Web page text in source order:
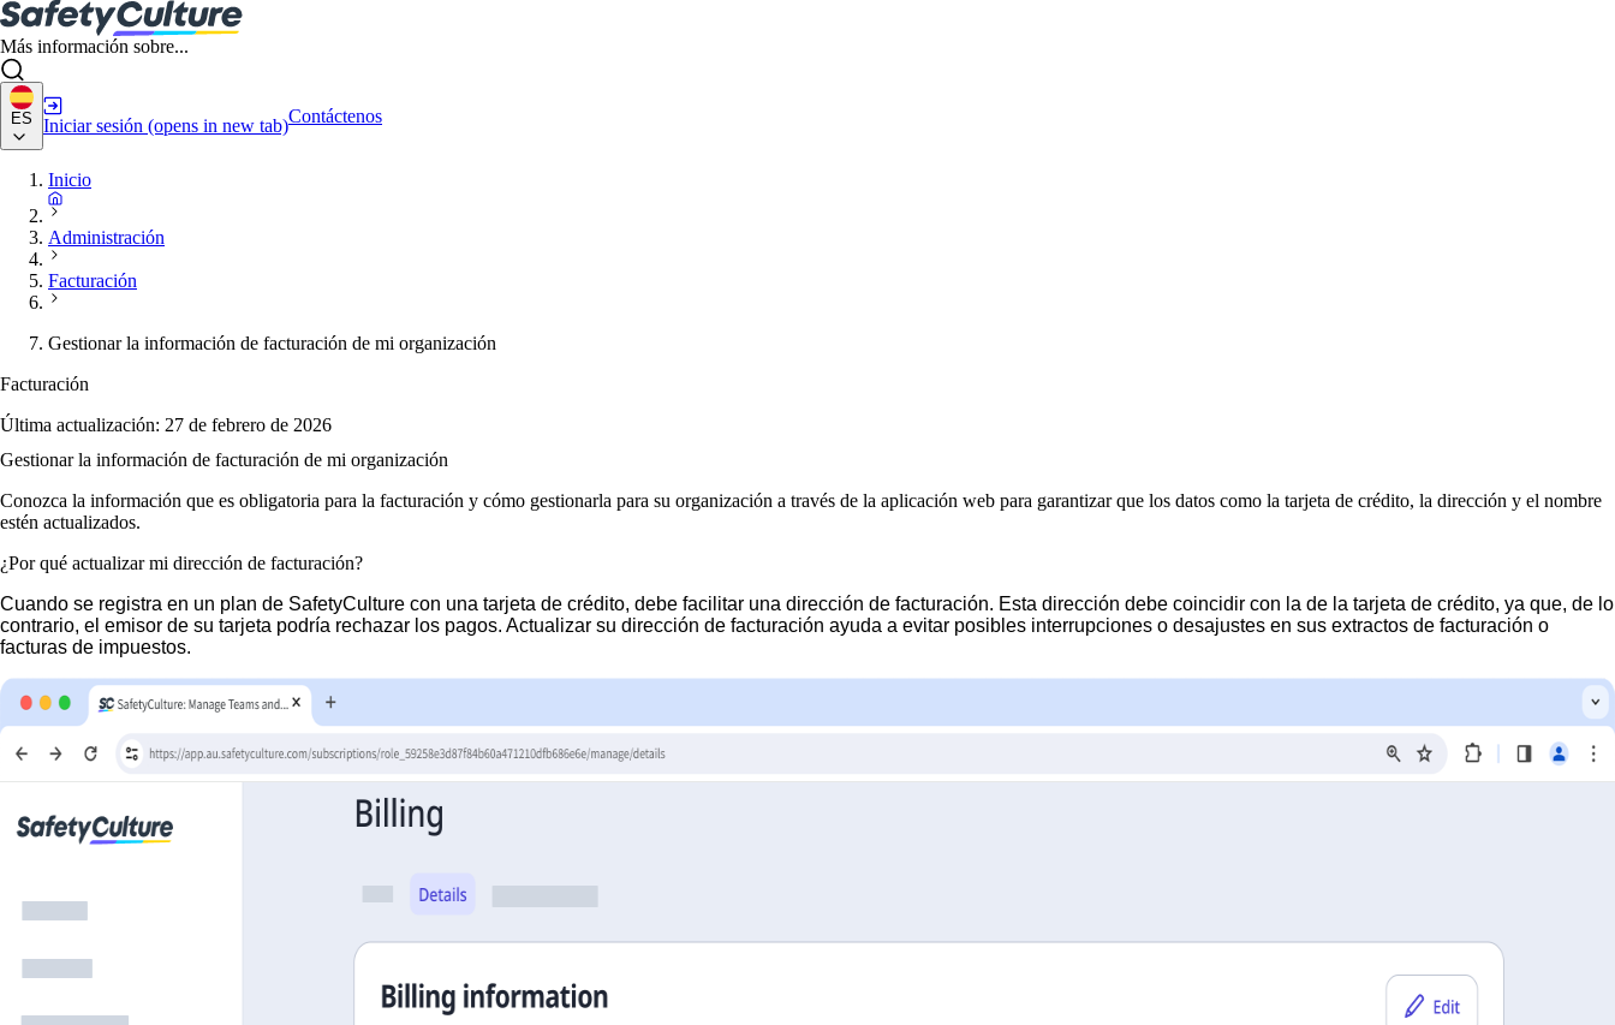
Más información sobre...
ES Iniciar sesión (opens in new tab)Contáctenos
Inicio
Administración
Facturación
Gestionar la información de facturación de mi organización
Facturación
Última actualización: 27 de febrero de 2026
Gestionar la información de facturación de mi organización
Conozca la información que es obligatoria para la facturación y cómo gestionarla para su organización a través de la aplicación web para garantizar que los datos como la tarjeta de crédito, la dirección y el nombre
estén actualizados.
¿Por qué actualizar mi dirección de facturación?
Cuando se registra en un plan de SafetyCulture con una tarjeta de crédito, debe facilitar una dirección de facturación. Esta dirección debe coincidir con la de la tarjeta de crédito, ya que, de lo
contrario, el emisor de su tarjeta podría rechazar los pagos. Actualizar su dirección de facturación ayuda a evitar posibles interrupciones o desajustes en sus extractos de facturación o
facturas de impuestos.